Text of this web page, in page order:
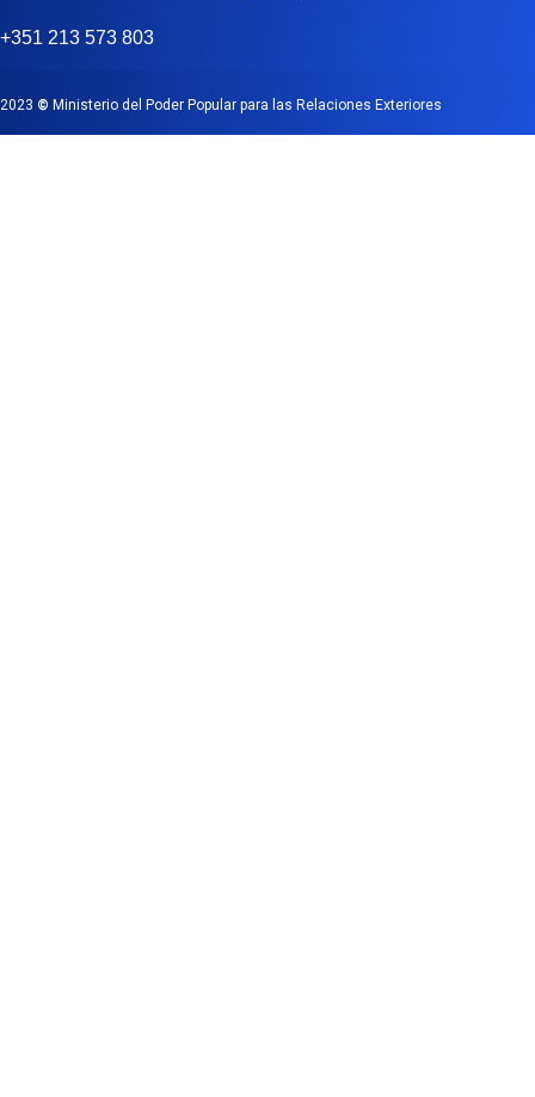
+351 213 573 803
2023 © Ministerio del Poder Popular para las Relaciones Exteriores